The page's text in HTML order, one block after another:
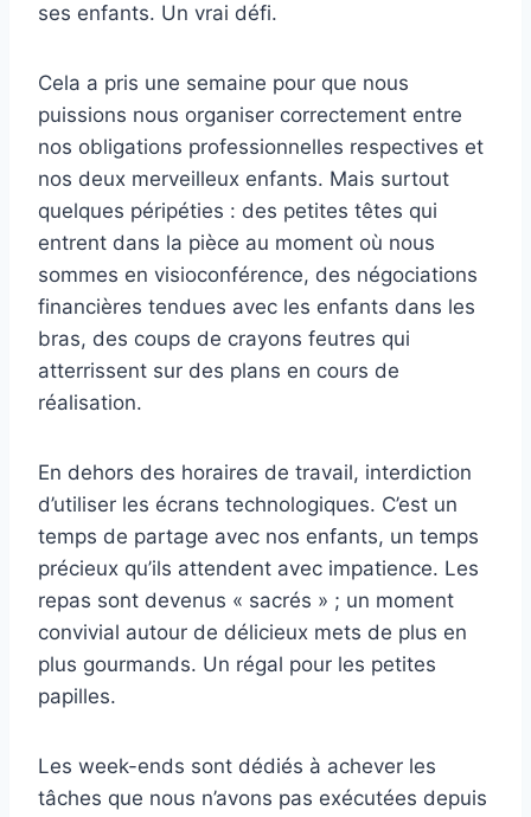
ses enfants. Un vrai défi.
Cela a pris une semaine pour que nous
puissions nous organiser correctement entre
nos obligations professionnelles respectives et
nos deux merveilleux enfants. Mais surtout
quelques péripéties : des petites têtes qui
entrent dans la pièce au moment où nous
sommes en visioconférence, des négociations
financières tendues avec les enfants dans les
bras, des coups de crayons feutres qui
atterrissent sur des plans en cours de
réalisation.
En dehors des horaires de travail, interdiction
d’utiliser les écrans technologiques. C’est un
temps de partage avec nos enfants, un temps
précieux qu’ils attendent avec impatience. Les
repas sont devenus « sacrés » ; un moment
convivial autour de délicieux mets de plus en
plus gourmands. Un régal pour les petites
papilles.
Les week-ends sont dédiés à achever les
tâches que nous n’avons pas exécutées depuis